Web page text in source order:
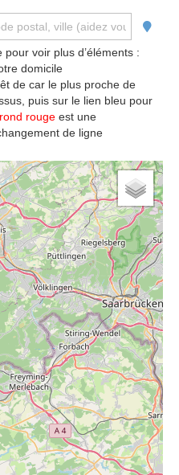
voir plus d’éléments :
domicile
de car le plus proche de
puis sur le lien bleu pour
rond rouge est une
de ligne